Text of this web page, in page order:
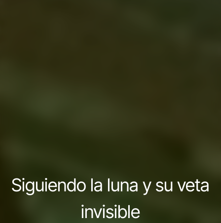
Siguiendo la luna y su veta
invisible